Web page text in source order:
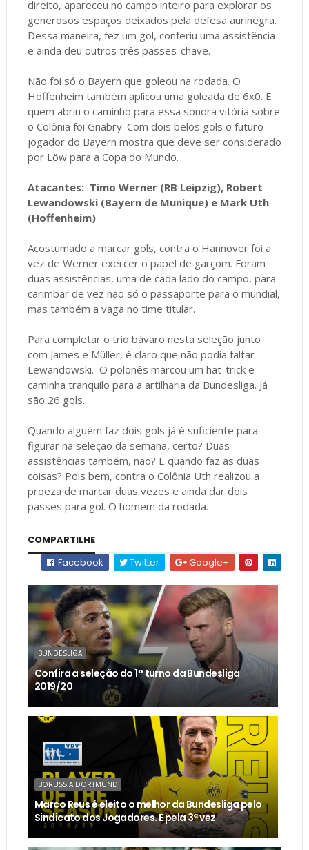
direito, apareceu no campo inteiro para explorar os
generosos espaços deixados pela defesa aurinegra.
Dessa maneira, fez um gol, conferiu uma assistência
e ainda deu outros três passes-chave.
Não foi só o Bayern que goleou na rodada. O
Hoffenheim também aplicou uma goleada de 6x0. E
quem abriu o caminho para essa sonora vitória sobre
o Colônia foi Gnabry. Com dois belos gols o futuro
jogador do Bayern mostra que deve ser considerado
por Löw para a Copa do Mundo.
Atacantes: Timo Werner (RB Leipzig), Robert
Lewandowski (Bayern de Munique) e Mark Uth
(Hoffenheim)
Acostumado a marcar gols, contra o Hannover foi a
vez de Werner exercer o papel de garçom. Foram
duas assistências, uma de cada lado do campo, para
carimbar de vez não só o passaporte para o mundial,
mas também a vaga no time titular.
Para completar o trio bávaro nesta seleção junto
com James e Müller, é claro que não podia faltar
Lewandowski. O polonês marcou um hat-trick e
caminha tranquilo para a artilharia da Bundesliga. Já
são 26 gols.
Quando alguém faz dois gols já é suficiente para
figurar na seleção da semana, certo? Duas
assistências também, não? E quando faz as duas
coisas? Pois bem, contra o Colônia Uth realizou a
proeza de marcar duas vezes e ainda dar dois
passes para gol. O homem da rodada.
COMPARTILHE
Facebook
Twitter Google+
BUNDESLIGA
Confira a seleção do 1° turno da Bundesliga
2019/20
BORUSSIA DORTMUND
Marco Reus é eleito o melhor da Bundesliga pelo
Sindicato dos Jogadores. E pela 3ª vez